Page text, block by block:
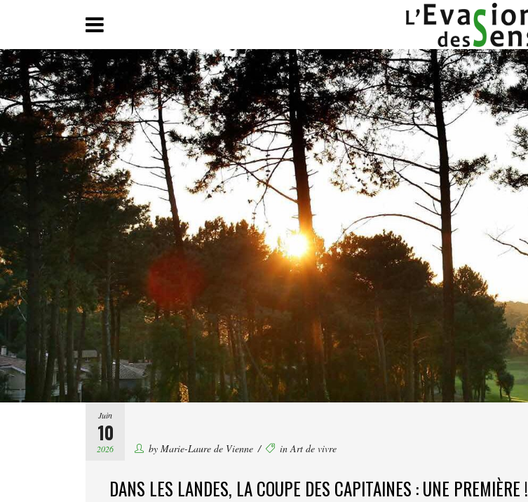
Juin
10
2026 by Marie-Laure de Vienne in Art de vivre
DANS LES LANDES, LA COUPE DES CAPITAINES : UNE PREMIÈRE !